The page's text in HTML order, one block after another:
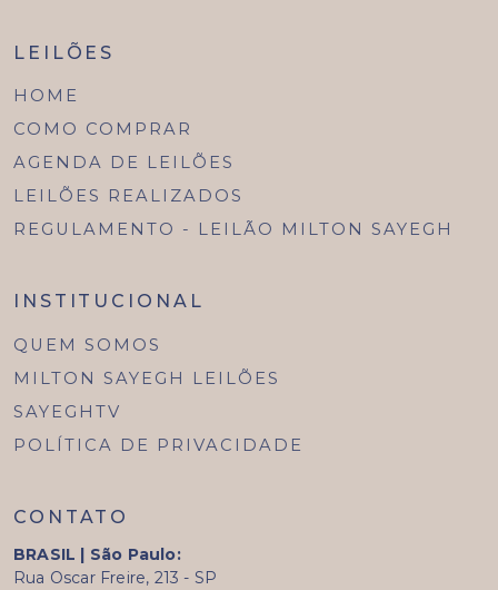
LEILÕES
HOME
COMO COMPRAR
AGENDA DE LEILÕES
LEILÕES REALIZADOS
REGULAMENTO - LEILÃO MILTON SAYEGH
INSTITUCIONAL
QUEM SOMOS
MILTON SAYEGH LEILÕES
SAYEGHTV
POLÍTICA DE PRIVACIDADE
CONTATO
BRASIL | São Paulo:
Rua Oscar Freire, 213 - SP